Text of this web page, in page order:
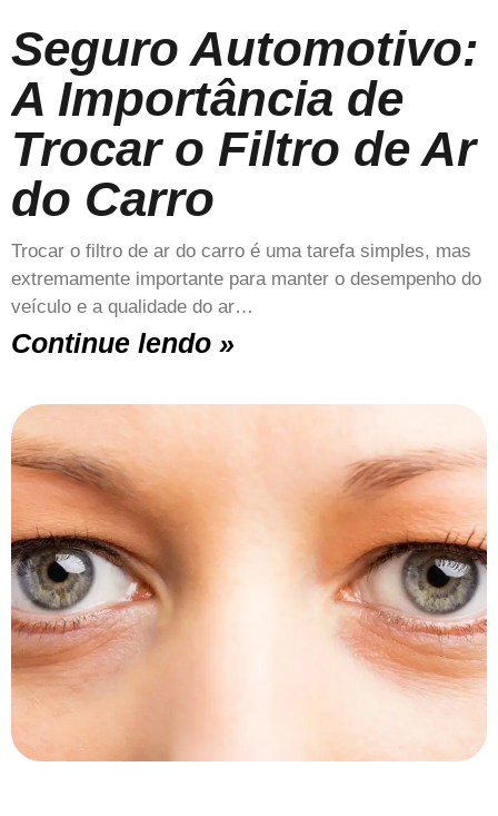
Seguro Automotivo:
A Importância de
Trocar o Filtro de Ar
do Carro
Trocar o filtro de ar do carro é uma tarefa simples, mas
extremamente importante para manter o desempenho do
veículo e a qualidade do ar…
Continue lendo »